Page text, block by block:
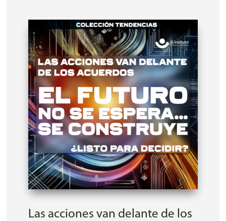
Las acciones van delante de los